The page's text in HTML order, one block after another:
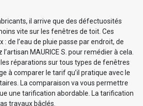
il arrive que des défectuosités
vite sur les fenêtres de toit. Ces
de l’eau de pluie passe par endroit, de
l’artisan MAURICE S. pour remédier à cela.
les réparations sur tous types de fenêtres
à comparer le tarif qu’il pratique avec le
La comparaison va vous permettre
une tarification abordable. La tarification
travaux bâclés.